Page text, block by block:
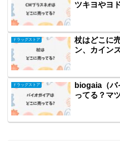
ツキヨやヨ
ドラッグストア
杖はどこに
ン、カイン
ドラッグストア
biogaia（バ
ってる？マ